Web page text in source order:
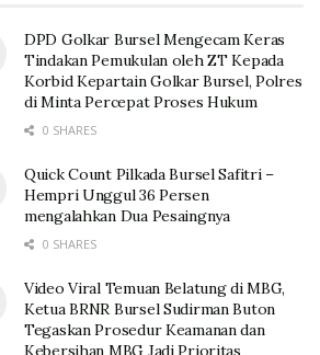
DPD Golkar Bursel Mengecam Keras
Tindakan Pemukulan oleh ZT Kepada
Korbid Kepartain Golkar Bursel, Polres
di Minta Percepat Proses Hukum
0 SHARES
Quick Count Pilkada Bursel Safitri –
Hempri Unggul 36 Persen
mengalahkan Dua Pesaingnya
0 SHARES
Video Viral Temuan Belatung di MBG,
Ketua BRNR Bursel Sudirman Buton
Tegaskan Prosedur Keamanan dan
Kebersihan MBG Jadi Prioritas